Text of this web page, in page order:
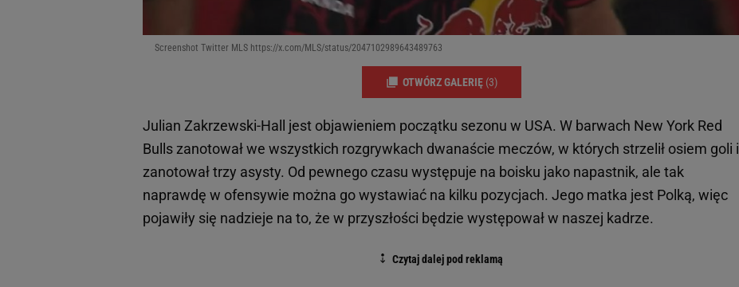
Screenshot Twitter MLS https://x.com/MLS/status/2047102989643489763
OTWÓRZ GALERIĘ (3)
Julian Zakrzewski-Hall jest objawieniem początku sezonu w USA. W barwach New York Red
Bulls zanotował we wszystkich rozgrywkach dwanaście meczów, w których strzelił osiem goli i
zanotował trzy asysty. Od pewnego czasu występuje na boisku jako napastnik, ale tak
naprawdę w ofensywie można go wystawiać na kilku pozycjach. Jego matka jest Polką, więc
pojawiły się nadzieje na to, że w przyszłości będzie występował w naszej kadrze.